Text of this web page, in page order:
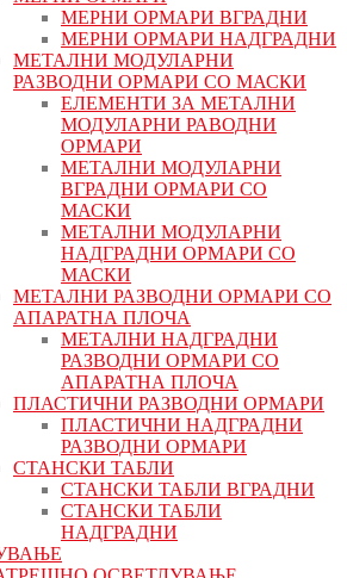
МЕРНИ ОРМАРИ ВГРАДНИ
МЕРНИ ОРМАРИ НАДГРАДНИ
МЕТАЛНИ МОДУЛАРНИ
РАЗВОДНИ ОРМАРИ СО МАСКИ
ЕЛЕМЕНТИ ЗА МЕТАЛНИ
МОДУЛАРНИ РАВОДНИ
ОРМАРИ
МЕТАЛНИ МОДУЛАРНИ
ВГРАДНИ ОРМАРИ СО
МАСКИ
МЕТАЛНИ МОДУЛАРНИ
НАДГРАДНИ ОРМАРИ СО
МАСКИ
МЕТАЛНИ РАЗВОДНИ ОРМАРИ СО
АПАРАТНА ПЛОЧА
МЕТАЛНИ НАДГРАДНИ
РАЗВОДНИ ОРМАРИ СО
АПАРАТНА ПЛОЧА
ПЛАСТИЧНИ РАЗВОДНИ ОРМАРИ
ПЛАСТИЧНИ НАДГРАДНИ
РАЗВОДНИ ОРМАРИ
СТАНСКИ ТАБЛИ
СТАНСКИ ТАБЛИ ВГРАДНИ
СТАНСКИ ТАБЛИ
НАДГРАДНИ